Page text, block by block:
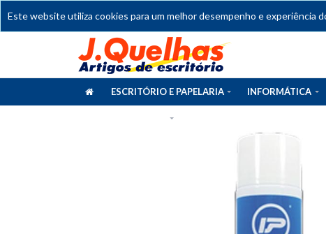
Este website utiliza cookies para um melhor desempenho e experiência
ESCRITÓRIO E PAPELARIA INFORMÁTICA